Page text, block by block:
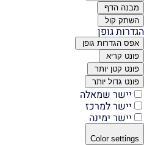
הדף
קול
גופן
גופן
יותר
יותר
שמאלה
למרכז
ימינה
Color